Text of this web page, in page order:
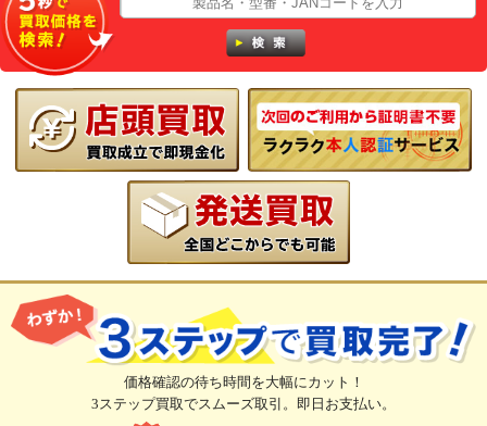
価格確認の待ち時間を大幅にカット！
3ステップ買取でスムーズ取引。即日お支払い。